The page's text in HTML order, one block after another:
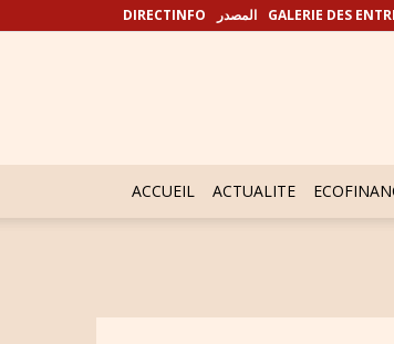
DIRECTINFO المصدر GALERIE DES
ACCUEIL ACTUALITE